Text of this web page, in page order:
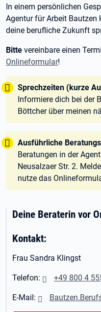
In einem persönlichen
Agentur für Arbeit
deine berufliche Zukunft
Bitte vereinbare einen
Onlineformular!
Tipp:
Sprechzeiten (kurze
Informiere dich bei der
Böttcher über meinen
Tipp:
Ausführliche
Beratungen in der
Neusalzaer Str. 2.
nutze das
Deine Beraterin vor
Kontakt:
Frau Sandra Klingst
Telefon: +49 800 4
E-Mail: